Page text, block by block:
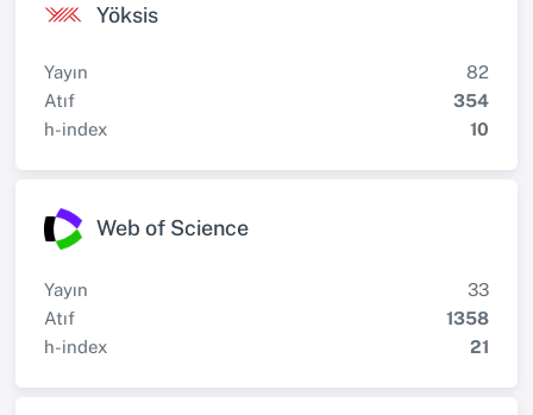
Yöksis
Yayın
82
Atıf
354
h-index
10
Web of Science
Yayın
33
Atıf
1358
h-index
21